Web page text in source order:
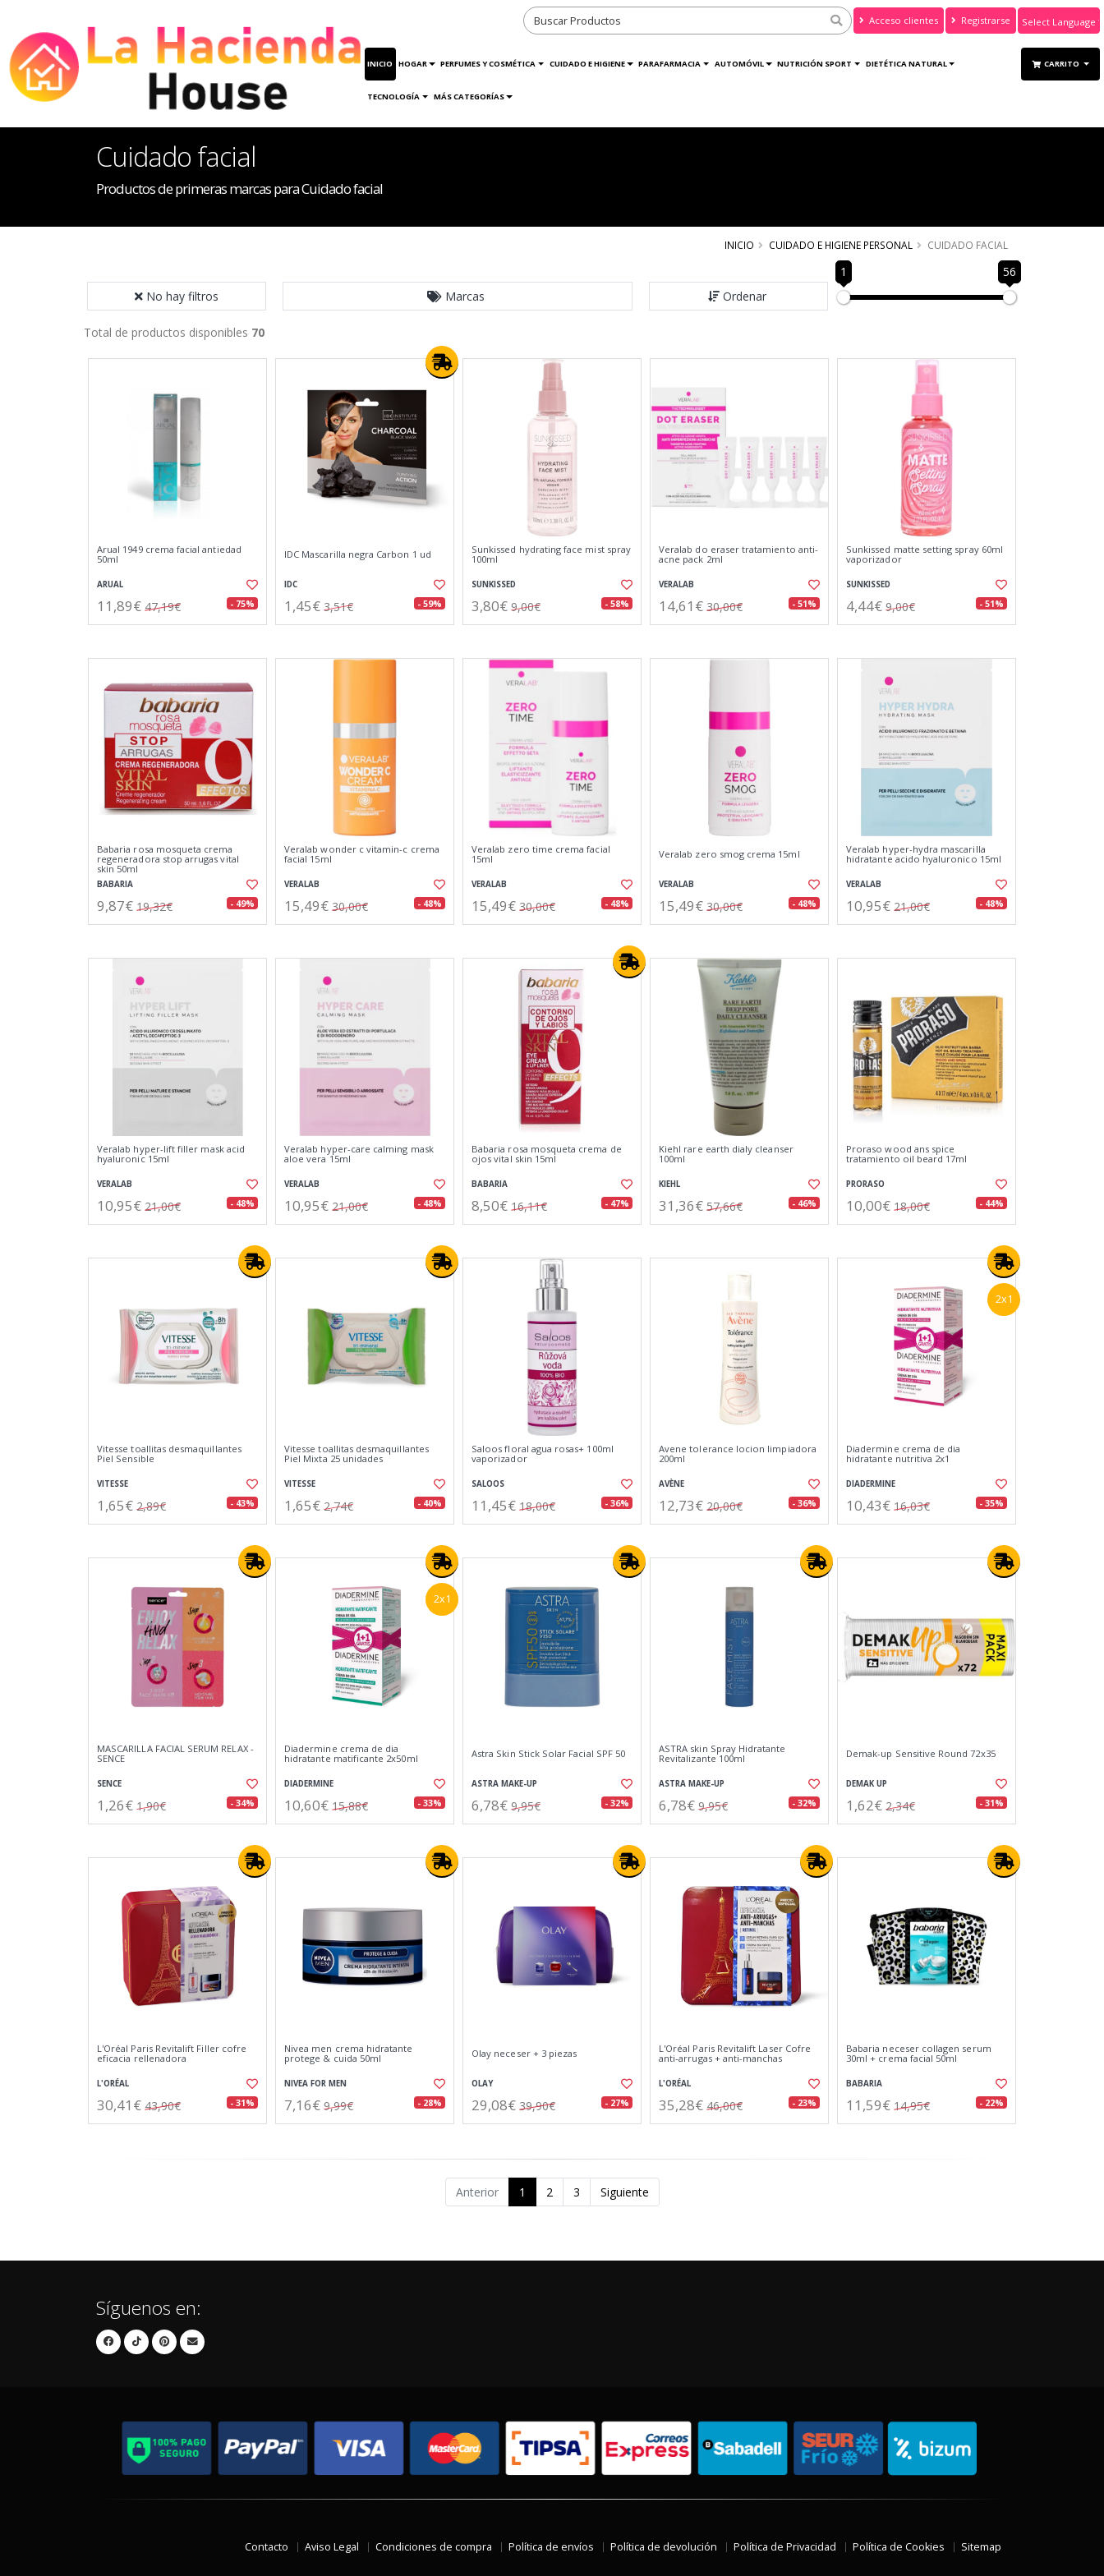
Acceso clientes Registrarse
Translate
INICIO HOGAR PERFUMES Y COSMÉTICA CUIDADO E HIGIENE PARAFARMACIA AUTOMÓVIL NUTRICIÓN SPORT DIETÉTICA NATURAL
TECNOLOGÍA MÁS CATEGORÍAS
CARRITO
Cuidado facial
Productos de primeras marcas para Cuidado facial
INICIO CUIDADO E HIGIENE PERSONAL CUIDADO FACIAL
No hay filtros Marcas Ordenar
1 56
Total de productos disponibles 70
Arual 1949 crema facial antiedad
50ml
ARUAL
11,89€ 47,19€ - 75%
IDC Mascarilla negra Carbon 1 ud
IDC
1,45€ 3,51€ - 59%
Sunkissed hydrating face mist spray
100ml
SUNKISSED
3,80€ 9,00€ - 58%
Veralab do eraser tratamiento anti-
acne pack 2ml
VERALAB
14,61€ 30,00€ - 51%
Sunkissed matte setting spray 60ml
vaporizador
SUNKISSED
4,44€ 9,00€ - 51%
Babaria rosa mosqueta crema
regeneradora stop arrugas vital
skin 50ml
BABARIA
9,87€ 19,32€ - 49%
Veralab wonder c vitamin-c crema
facial 15ml
VERALAB
15,49€ 30,00€ - 48%
Veralab zero time crema facial
15ml
VERALAB
15,49€ 30,00€ - 48%
Veralab zero smog crema 15ml
VERALAB
15,49€ 30,00€ - 48%
Veralab hyper-hydra mascarilla
hidratante acido hyaluronico 15ml
VERALAB
10,95€ 21,00€ - 48%
Veralab hyper-lift filler mask acid
hyaluronic 15ml
VERALAB
10,95€ 21,00€ - 48%
Veralab hyper-care calming mask
aloe vera 15ml
VERALAB
10,95€ 21,00€ - 48%
Babaria rosa mosqueta crema de
ojos vital skin 15ml
BABARIA
8,50€ 16,11€ - 47%
Kiehl rare earth dialy cleanser
100ml
KIEHL
31,36€ 57,66€ - 46%
Proraso wood ans spice
tratamiento oil beard 17ml
PRORASO
10,00€ 18,00€ - 44%
Vitesse toallitas desmaquillantes
Piel Sensible
VITESSE
1,65€ 2,89€ - 43%
Vitesse toallitas desmaquillantes
Piel Mixta 25 unidades
VITESSE
1,65€ 2,74€ - 40%
Saloos floral agua rosas+ 100ml
vaporizador
SALOOS
11,45€ 18,00€ - 36%
Avene tolerance locion limpiadora
200ml
AVÈNE
12,73€ 20,00€ - 36%
2x1
Diadermine crema de dia
hidratante nutritiva 2x1
DIADERMINE
10,43€ 16,03€ - 35%
MASCARILLA FACIAL SERUM RELAX -
SENCE
SENCE
1,26€ 1,90€ - 34%
2x1
Diadermine crema de dia
hidratante matificante 2x50ml
DIADERMINE
10,60€ 15,88€ - 33%
Astra Skin Stick Solar Facial SPF 50
ASTRA MAKE-UP
6,78€ 9,95€ - 32%
ASTRA skin Spray Hidratante
Revitalizante 100ml
ASTRA MAKE-UP
6,78€ 9,95€ - 32%
Demak-up Sensitive Round 72x35
DEMAK UP
1,62€ 2,34€ - 31%
L'Oréal Paris Revitalift Filler cofre
eficacia rellenadora
L'ORÉAL
30,41€ 43,90€ - 31%
Nivea men crema hidratante
protege & cuida 50ml
NIVEA FOR MEN
7,16€ 9,99€ - 28%
Olay neceser + 3 piezas
OLAY
29,08€ 39,90€ - 27%
L'Oréal Paris Revitalift Laser Cofre
anti-arrugas + anti-manchas
L'ORÉAL
35,28€ 46,00€ - 23%
Babaria neceser collagen serum
30ml + crema facial 50ml
BABARIA
11,59€ 14,95€ - 22%
Anterior 1 2 3 Siguiente
Síguenos en:
Contacto Aviso Legal Condiciones de compra Política de envíos Política de devolución Política de Privacidad Política de Cookies Sitemap